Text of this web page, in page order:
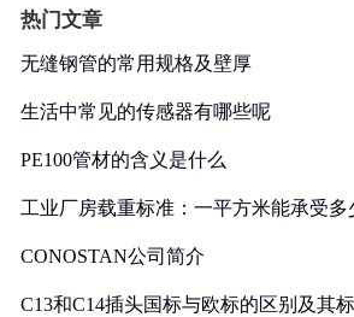
热门文章
无缝钢管的常用规格及壁厚
生活中常见的传感器有哪些呢
PE100管材的含义是什么
工业厂房载重标准：一平方米能承受多
CONOSTAN公司简介
C13和C14插头国标与欧标的区别及其